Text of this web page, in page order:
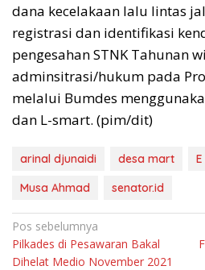
dana kecelakaan lalu lintas
registrasi dan identifikasi
pengesahan STNK Tahunan
adminsitrasi/hukum pada
melalui Bumdes
dan L-smart. (pim/dit)
arinal djunaidi desa mart
Musa Ahmad
senator.id
Navigasi
pos
Pos sebelumnya
Pilkades di Pesawaran Bakal
Dihelat Medio November 2021